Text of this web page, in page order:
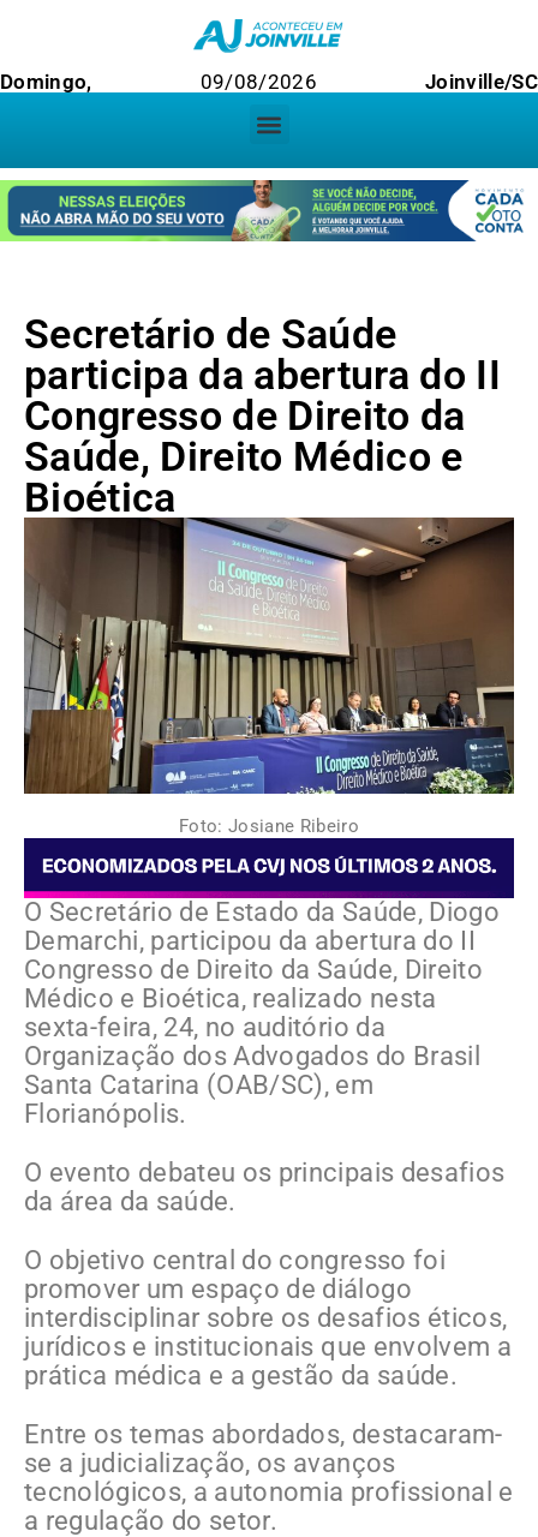
Domingo, 09/08/2026 Joinville/SC
Secretário de Saúde
participa da abertura do II
Congresso de Direito da
Saúde, Direito Médico e
Bioética
Foto: Josiane Ribeiro
O Secretário de Estado da Saúde, Diogo
Demarchi, participou da abertura do II
Congresso de Direito da Saúde, Direito
Médico e Bioética, realizado nesta
sexta-feira, 24, no auditório da
Organização dos Advogados do Brasil
Santa Catarina (OAB/SC), em
Florianópolis.
O evento debateu os principais desafios
da área da saúde.
O objetivo central do congresso foi
promover um espaço de diálogo
interdisciplinar sobre os desafios éticos,
jurídicos e institucionais que envolvem a
prática médica e a gestão da saúde.
Entre os temas abordados, destacaram-
se a judicialização, os avanços
tecnológicos, a autonomia profissional e
a regulação do setor.